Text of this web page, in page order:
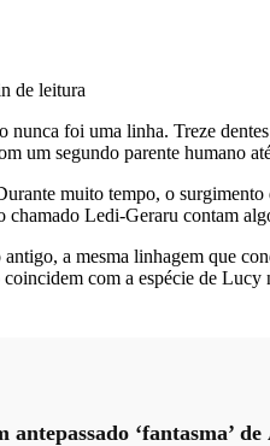
de leitura
foi uma linha. Treze
um segundo parente humano
muito tempo, o
chamado Ledi-Geraru contam
a mesma linhagem que
com a espécie de Lucy
antepassado ‘fantasma’